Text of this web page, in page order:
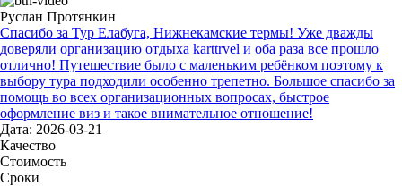
Руслан Протянкин
Спасибо за Тур Елабуга, Нижнекамские термы! Уже дважды
доверяли организацию отдыха karttrvel и оба раза все прошло
отлично! Путешествие было с маленьким ребёнком поэтому к
выбору тура подходили особенно трепетно. Большое спасибо за
помощь во всех организационных вопросах, быстрое
оформление виз и такое внимательное отношение!
Дата: 2026-03-21
Качество
Стоимость
Сроки